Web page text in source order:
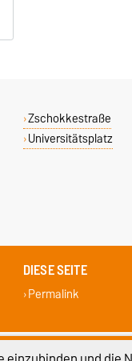
Zschokkestraße
Universitätsplatz
DIESE SEITE
Permalink